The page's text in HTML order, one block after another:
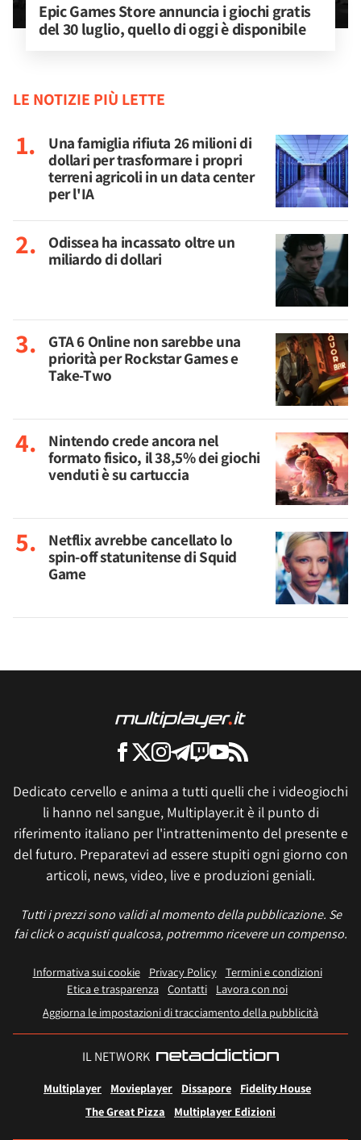
Epic Games Store annuncia i giochi gratis
del 30 luglio, quello di oggi è disponibile
LE NOTIZIE PIÙ LETTE
Una famiglia rifiuta 26 milioni di
dollari per trasformare i propri
terreni agricoli in un data center
per l'IA
Odissea ha incassato oltre un
miliardo di dollari
GTA 6 Online non sarebbe una
priorità per Rockstar Games e
Take-Two
Nintendo crede ancora nel
formato fisico, il 38,5% dei giochi
venduti è su cartuccia
Netflix avrebbe cancellato lo
spin-off statunitense di Squid
Game
Dedicato cervello e anima a tutti quelli che i videogiochi
li hanno nel sangue, Multiplayer.it è il punto di
riferimento italiano per l'intrattenimento del presente e
del futuro. Preparatevi ad essere stupiti ogni giorno con
articoli, news, video, live e produzioni geniali.
Tutti i prezzi sono validi al momento della pubblicazione. Se
fai click o acquisti qualcosa, potremmo ricevere un compenso.
Informativa sui cookie Privacy Policy
Termini e condizioni
Etica e trasparenza Contatti
Lavora con noi
Aggiorna le impostazioni di tracciamento della pubblicità
IL NETWORK
Multiplayer Movieplayer Dissapore
Fidelity House
The Great Pizza
Multiplayer Edizioni